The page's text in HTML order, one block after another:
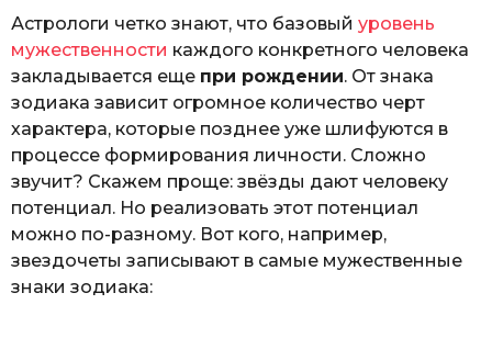
Астрологи четко знают, что базовый уровень
мужественности каждого конкретного человека
закладывается еще при рождении. От знака
зодиака зависит огромное количество черт
характера, которые позднее уже шлифуются в
процессе формирования личности. Сложно
звучит? Скажем проще: звёзды дают человеку
потенциал. Но реализовать этот потенциал
можно по-разному. Вот кого, например,
звездочеты записывают в самые мужественные
знаки зодиака: